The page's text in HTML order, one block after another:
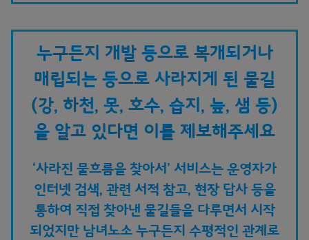
누구든지 개발 등으로 복개되거나
매립되는 등으로 사라지게 된 물길
(강, 하천, 못, 호수, 습지, 늪, 샘 등)
을 알고 있다면 이를 제보해주세요
‘사라진 물흐름을 찾아서’ 서비스는 운영자가
인터넷 검색, 관련 서적 참고, 현장 답사 등을
통하여 직접 찾아낸 물길들을 다루면서 시작
되었지만 남녀노소 누구든지 수평적인 관계로